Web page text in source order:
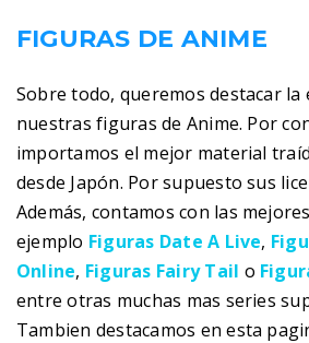
FIGURAS DE ANIME
Sobre todo, queremos destacar la
nuestras figuras de Anime. Por
importamos el mejor material
desde Japón. Por supuesto sus
Además, contamos con las
ejemplo Figuras Date A Live,
Online, Figuras Fairy Tail o
entre otras muchas mas series
Tambien destacamos en esta